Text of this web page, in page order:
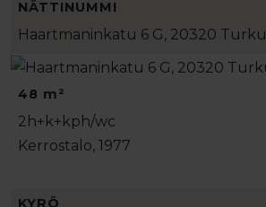
NÄTTINUMMI
Haartmaninkatu 6 G, 20320 Turku
48 m²
2h+k+kph/wc
Kerrostalo, 1977
KYRÖ